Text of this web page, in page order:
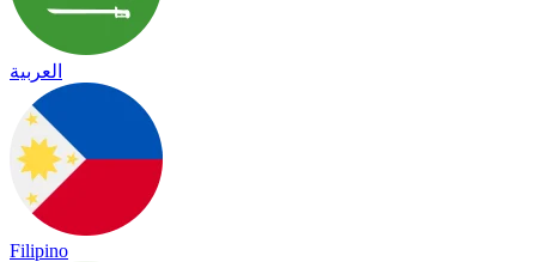
العربية
Filipino